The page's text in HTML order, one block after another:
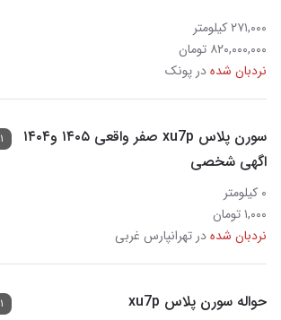
۲۷۱,۰۰۰ کیلومتر
۸۲۰,۰۰۰,۰۰۰ تومان
نردبان شدهدر پونک
سورن پلاس xu7p صفر واقعی ۱۴۰۵ و۱۴۰۴
اگهی شخصی
۰ کیلومتر
۱,۰۰۰ تومان
نردبان شدهدر تهرانپارس غربی
۱
حواله سورن پلاس xu7p ۱